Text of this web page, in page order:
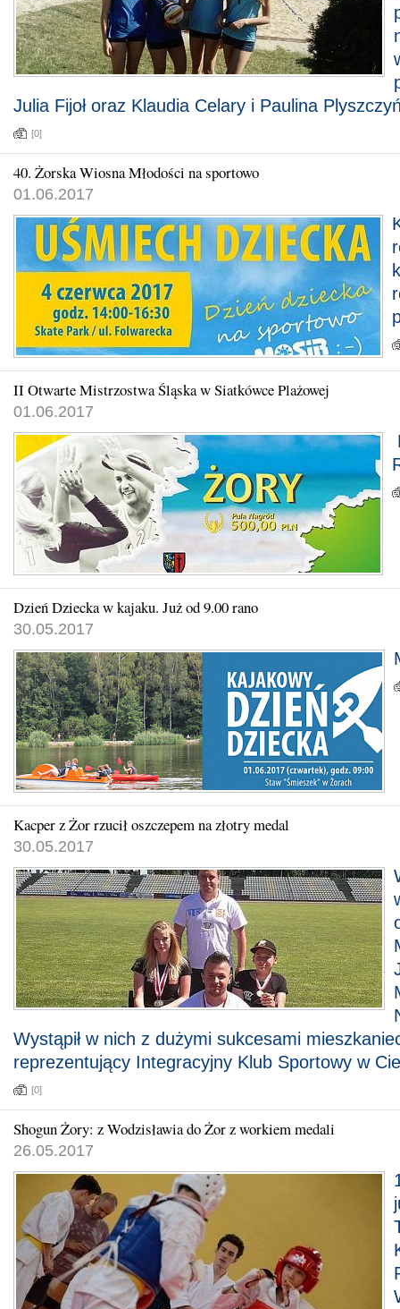
Julia Fijoł oraz Klaudia Celary i Paulina
[0]
40. Żorska Wiosna Młodości na sportowo
01.06.2017
II Otwarte Mistrzostwa Śląska w Siatkówce Plażowej
01.06.2017
Dzień Dziecka w kajaku. Już od 9.00 rano
30.05.2017
Kacper z Żor rzucił oszczepem na złotry medal
30.05.2017
Wystąpił w nich z dużymi sukcesami
reprezentujący Integracyjny Klub Sportowy w
[0]
Shogun Żory: z Wodzisławia do Żor z workiem medali
26.05.2017